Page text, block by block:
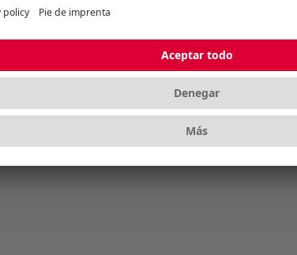
dpi
a la abrasión de su superficie